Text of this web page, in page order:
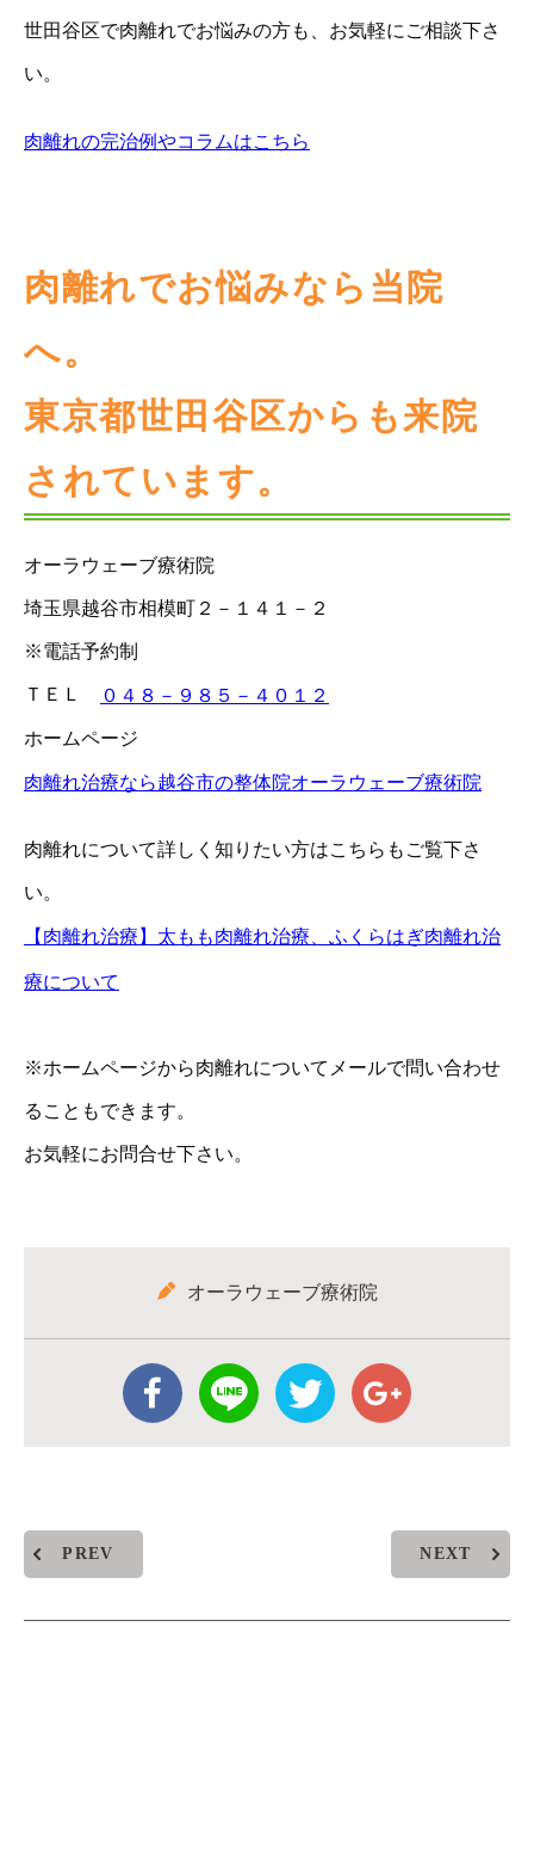
世田谷区で肉離れでお悩みの方も、お気軽にご相談下さ
い。
肉離れの完治例やコラムはこちら
肉離れでお悩みなら当院
へ。
東京都世田谷区からも来院
されています。
オーラウェーブ療術院
埼玉県越谷市相模町２－１４１－２
※電話予約制
ＴＥＬ ０４８－９８５－４０１２
ホームページ
肉離れ治療なら越谷市の整体院オーラウェーブ療術院
肉離れについて詳しく知りたい方はこちらもご覧下さ
い。
【肉離れ治療】太もも肉離れ治療、ふくらはぎ肉離れ治
療について
※ホームページから肉離れについてメールで問い合わせ
ることもできます。
お気軽にお問合せ下さい。
オーラウェーブ療術院
PREV NEXT